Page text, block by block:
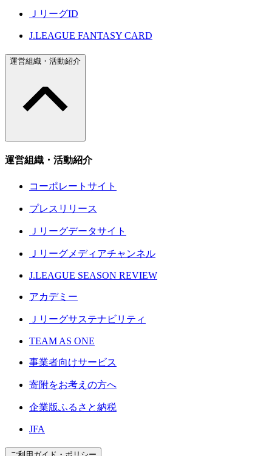
ＪリーグID
J.LEAGUE FANTASY CARD
運営組織・活動紹介
運営組織・活動紹介
コーポレートサイト
プレスリリース
Ｊリーグデータサイト
Ｊリーグメディアチャンネル
J.LEAGUE SEASON REVIEW
アカデミー
Ｊリーグサステナビリティ
TEAM AS ONE
事業者向けサービス
寄附をお考えの方へ
企業版ふるさと納税
JFA